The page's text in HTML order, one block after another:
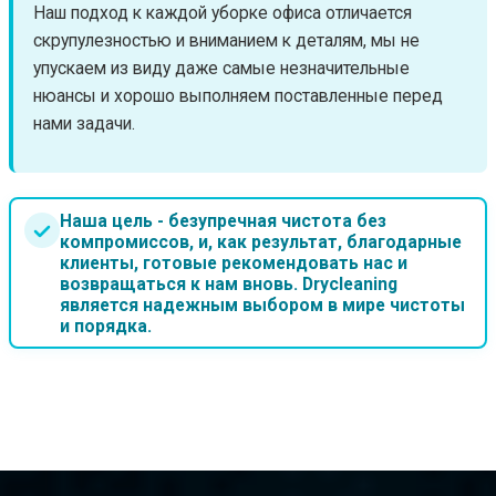
Наш подход к каждой уборке офиса отличается
скрупулезностью и вниманием к деталям, мы не
упускаем из виду даже самые незначительные
нюансы и хорошо выполняем поставленные перед
нами задачи.
Наша цель - безупречная чистота без
компромиссов, и, как результат, благодарные
клиенты, готовые рекомендовать нас и
возвращаться к нам вновь. Drycleaning
является надежным выбором в мире чистоты
и порядка.
от 1.00 BYN/м²